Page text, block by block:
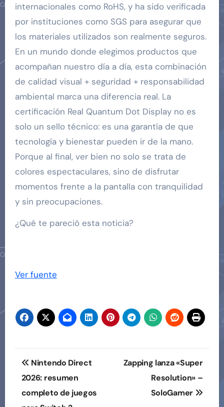
internacionales como RoHS, y ha sido verificada
por instituciones como SGS para asegurar que
los materiales utilizados son realmente seguros.
En un mundo donde elegimos productos que
acompañan nuestro día a día, esta combinación
de calidad visual + seguridad + responsabilidad
ambiental marca una diferencia real. La
certificación Real Quantum Dot Display no es
solo un sello técnico: es una garantía de que
tecnología y bienestar pueden ir de la mano.
Porque al final, ver bien no solo se trata de
colores espectaculares, sino de disfrutar
momentos frente a la pantalla con tranquilidad
y sin preocupaciones.
¿Qué te pareció esta noticia?
Ver fuente
Navegación
de
entradas
Nintendo Direct
2026: resumen
completo de juegos
Zapping lanza «Super
Resolution» –
SoloGamer